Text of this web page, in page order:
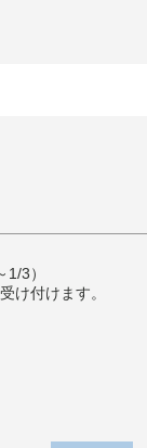
3）
け付けます。